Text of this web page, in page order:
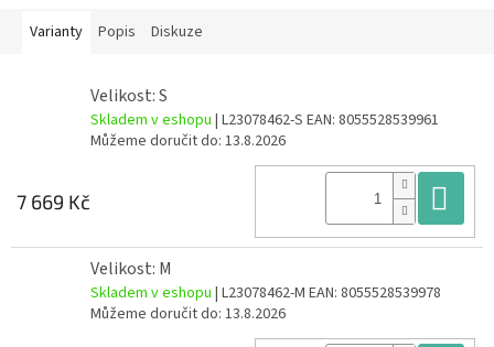
Varianty Popis Diskuze
Velikost: S
Skladem v eshopu | L23078462-S EAN: 8055528539961
Můžeme doručit do: 13.8.2026
7 669 Kč
Velikost: M
Skladem v eshopu | L23078462-M EAN: 8055528539978
Můžeme doručit do: 13.8.2026